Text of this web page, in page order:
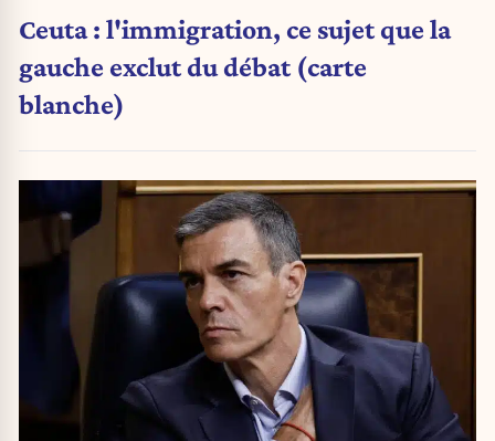
Ceuta : l'immigration, ce sujet que la
gauche exclut du débat (carte
blanche)